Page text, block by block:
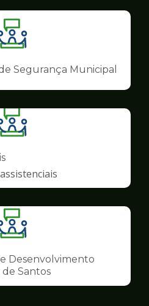
Ilustração
da
pagina
Conselhos
Segurança Municipal
Ilustração
da
de
Conselhos
Ilustração
da
pagina
de
Conselhos
Desenvolvimento
Santos